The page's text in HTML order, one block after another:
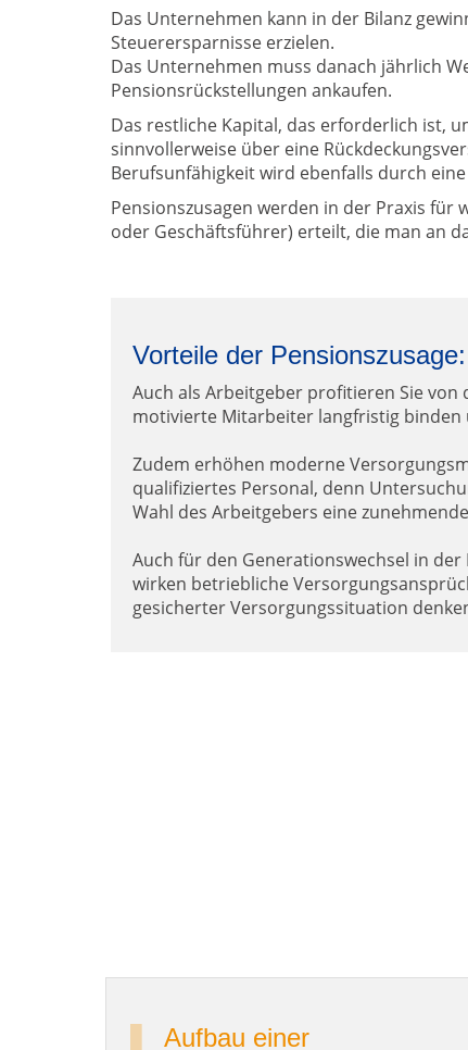
Das Unternehmen kann in der Bilanz
Steuerersparnisse erzielen.
Das Unternehmen muss danach jährlich
Pensionsrückstellungen ankaufen.
Das restliche Kapital, das erforderlich ist,
sinnvollerweise über eine
Berufsunfähigkeit wird ebenfalls durch
Pensionszusagen werden in der Praxis
oder Geschäftsführer) erteilt, die man an
Vorteile der Pensionszusage:
Auch als Arbeitgeber profitieren Sie
motivierte Mitarbeiter langfristig binden
Zudem erhöhen moderne
qualifiziertes Personal, denn
Wahl des Arbeitgebers eine
Auch für den Generationswechsel in
wirken betriebliche
gesicherter Versorgungssituation
Aufbau einer